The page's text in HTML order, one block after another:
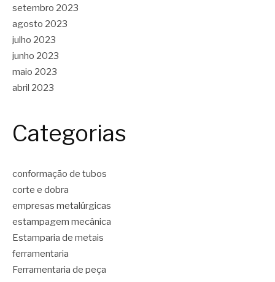
setembro 2023
agosto 2023
julho 2023
junho 2023
maio 2023
abril 2023
Categorias
conformação de tubos
corte e dobra
empresas metalúrgicas
estampagem mecânica
Estamparia de metais
ferramentaria
Ferramentaria de peça